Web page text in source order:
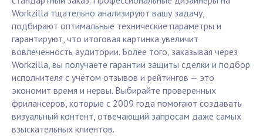
Workzilla тщательно анализируют вашу задачу,
подбирают оптимальные технические параметры и
гарантируют, что итоговая картинка увеличит
вовлеченность аудитории. Более того, заказывая через
Workzilla, вы получаете гарантии защиты сделки и подбор
исполнителя с учётом отзывов и рейтингов — это
экономит время и нервы. Выбирайте проверенных
фрилансеров, которые с 2009 года помогают создавать
визуальный контент, отвечающий запросам даже самых
взыскательных клиентов.